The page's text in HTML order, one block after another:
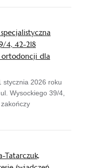
4, 42-218
ortodoncji dla
stycznia 2026 roku
Wysockiego 39/4,
Tatarczuk,